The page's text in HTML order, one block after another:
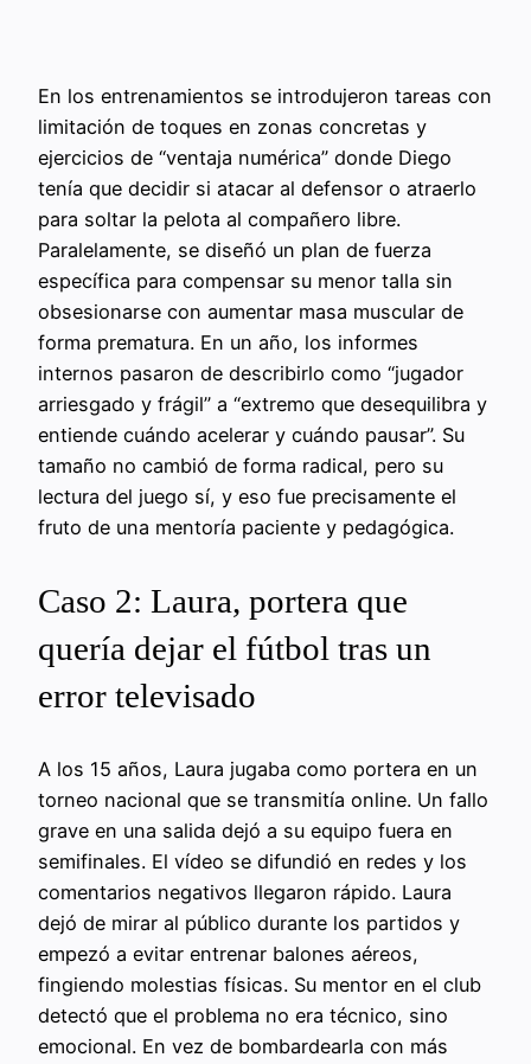
En los entrenamientos se introdujeron tareas con
limitación de toques en zonas concretas y
ejercicios de “ventaja numérica” donde Diego
tenía que decidir si atacar al defensor o atraerlo
para soltar la pelota al compañero libre.
Paralelamente, se diseñó un plan de fuerza
específica para compensar su menor talla sin
obsesionarse con aumentar masa muscular de
forma prematura. En un año, los informes
internos pasaron de describirlo como “jugador
arriesgado y frágil” a “extremo que desequilibra y
entiende cuándo acelerar y cuándo pausar”. Su
tamaño no cambió de forma radical, pero su
lectura del juego sí, y eso fue precisamente el
fruto de una mentoría paciente y pedagógica.
Caso 2: Laura, portera que
quería dejar el fútbol tras un
error televisado
A los 15 años, Laura jugaba como portera en un
torneo nacional que se transmitía online. Un fallo
grave en una salida dejó a su equipo fuera en
semifinales. El vídeo se difundió en redes y los
comentarios negativos llegaron rápido. Laura
dejó de mirar al público durante los partidos y
empezó a evitar entrenar balones aéreos,
fingiendo molestias físicas. Su mentor en el club
detectó que el problema no era técnico, sino
emocional. En vez de bombardearla con más